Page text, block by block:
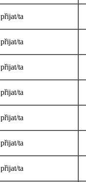
přijat/ta
přijat/ta
přijat/ta
přijat/ta
přijat/ta
přijat/ta
přijat/ta